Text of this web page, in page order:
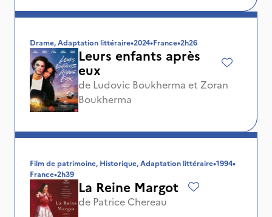
Drame, Adaptation littéraire•2024•France•2h26
Leurs enfants après
eux
de Ludovic Boukherma et Zoran
Boukherma
Film de patrimoine, Historique, Adaptation littéraire•1994•
France•2h39
La Reine Margot
de Patrice Chereau